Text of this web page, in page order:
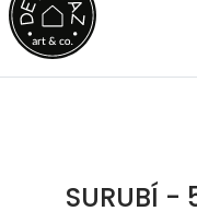
SURUBÍ -